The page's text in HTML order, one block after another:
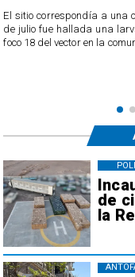
El sitio correspondía a una
de julio fue hallada una
foco 18 del vector en la
de
la